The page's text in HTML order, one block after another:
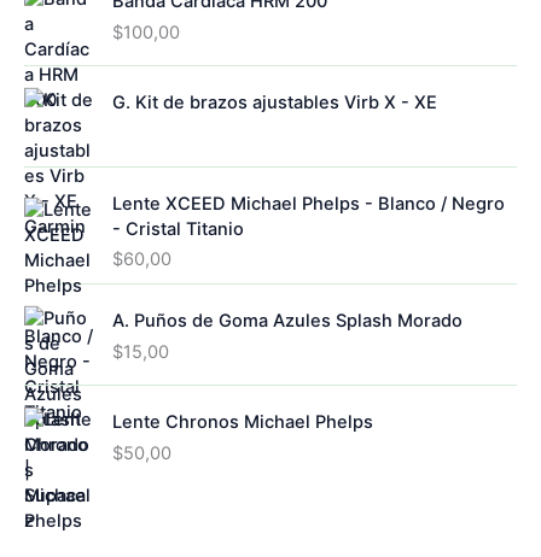
$100,00
G. Kit de brazos ajustables Virb X - XE
Lente XCEED Michael Phelps - Blanco / Negro
- Cristal Titanio
$60,00
A. Puños de Goma Azules Splash Morado
$15,00
Lente Chronos Michael Phelps
$50,00